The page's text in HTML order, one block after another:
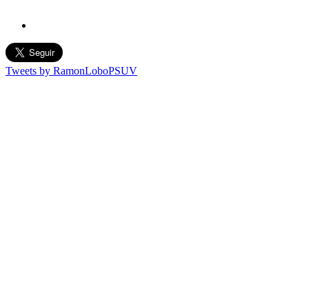
Tweets by RamonLoboPSUV